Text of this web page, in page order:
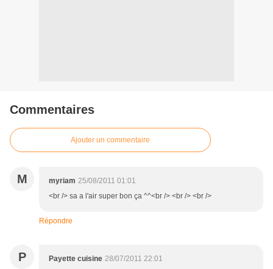
Commentaires
Ajouter un commentaire
M myriam 25/08/2011 01:01
<br /> sa a l'air super bon ça ^^<br /> <br /> <br />
Répondre
P Payette cuisine 28/07/2011 22:01